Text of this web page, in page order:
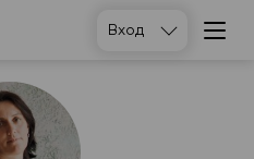
Вход
людей рекомендуют